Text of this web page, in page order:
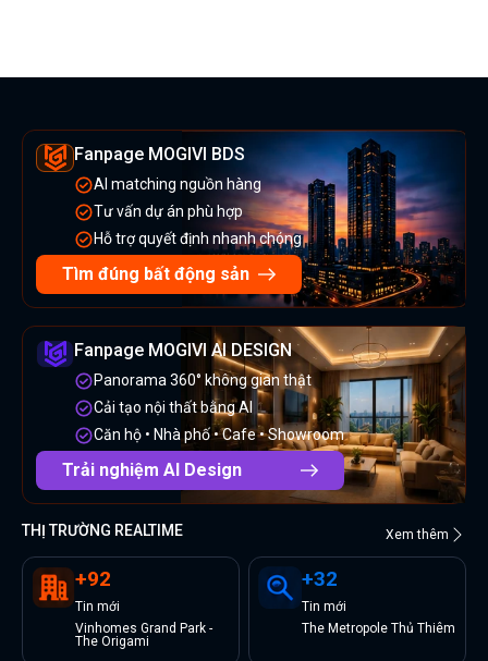
Fanpage MOGIVI BDS
AI matching nguồn hàng
Tư vấn dự án phù hợp
Hỗ trợ quyết định nhanh chóng
Tìm đúng bất động sản
Fanpage MOGIVI AI DESIGN
Panorama 360° không gian thật
Cải tạo nội thất bằng AI
Căn hộ • Nhà phố • Cafe • Showroom
Trải nghiệm AI Design
THỊ TRƯỜNG REALTIME Xem thêm
+92
Tin mới
Vinhomes Grand Park -
The Origami
+32
Tin mới
The Metropole Thủ Thiêm